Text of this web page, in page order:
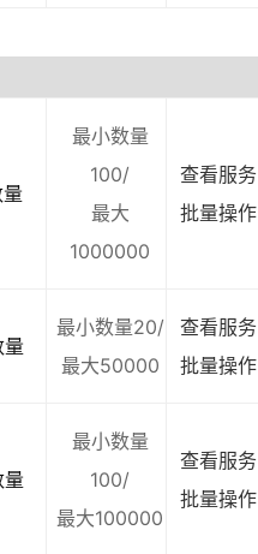
最小数量
100/
最大
1000000
查看服务
批量操作
量
最小数量20/
最大50000
查看服务
批量操作
量
最小数量
100/
最大100000
查看服务
批量操作